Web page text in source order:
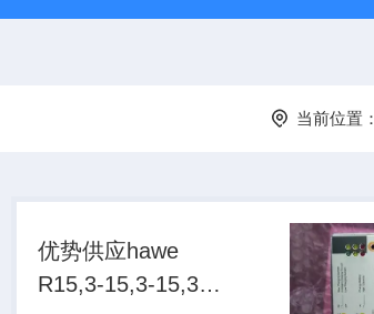
当前位置：
优势供应hawe
R15,3-15,3-15,3-